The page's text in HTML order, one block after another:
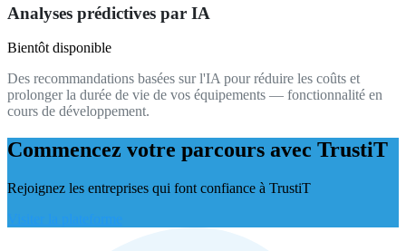
Analyses prédictives par IA
Bientôt disponible
Des recommandations basées sur l'IA pour réduire les coûts et
prolonger la durée de vie de vos équipements — fonctionnalité en
cours de développement.
Commencez votre parcours avec TrustiT
Rejoignez les entreprises qui font confiance à TrustiT
Visiter la plateforme